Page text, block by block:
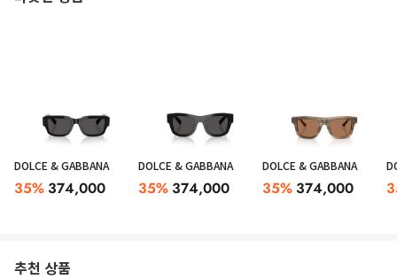
DOLCE & GABBANA
35% 374,000
DOLCE & GABBANA
35% 374,000
DOLCE & GABBANA
35% 374,000
추천 상품